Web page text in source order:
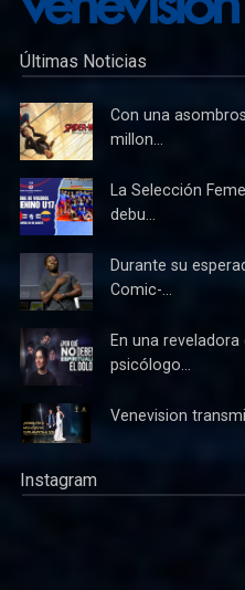
Últimas Noticias
Con una
millon...
La Selección
debu...
Durante su
Comic-...
En una
psicólogo...
Venevision
Instagram